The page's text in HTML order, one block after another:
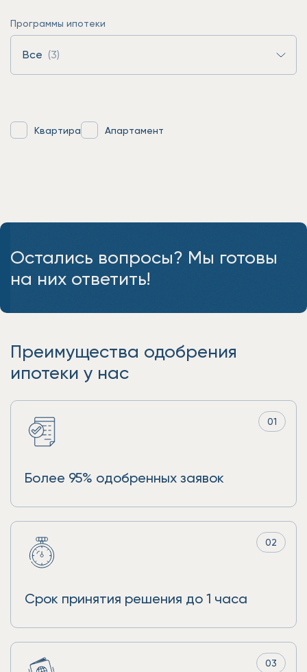
Программы ипотеки
Все (3)
Квартира Апартамент
Остались вопросы? Мы готовы
на них ответить!
Преимущества одобрения
ипотеки у нас
01
Более 95% одобренных заявок
02
Срок принятия решения до 1 часа
03